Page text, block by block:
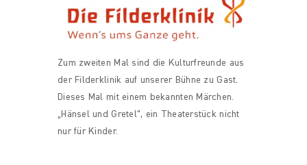
Zum zweiten Mal sind die Kulturfreunde aus
der Filderklinik auf unserer Bühne zu Gast.
Dieses Mal mit einem bekannten Märchen.
„Hänsel und Gretel“, ein Theaterstück nicht
nur für Kinder.